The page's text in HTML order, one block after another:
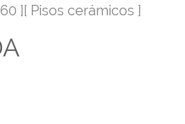
][ Pisos cerámicos ]